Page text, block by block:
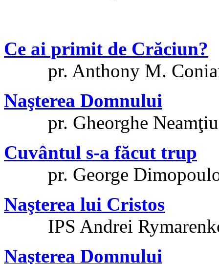
Ce ai primit de Crăciun?
pr. Anthony M.
Naşterea Domnului
pr. Gheorghe Neamţiu
Cuvântul s-a făcut trup
pr. George
Naşterea lui Cristos
IPS Andrei
Naşterea Domnului